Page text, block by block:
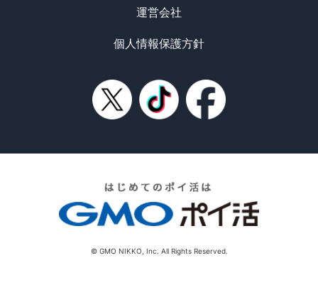
運営会社
個人情報保護方針
© GMO NIKKO, Inc. All Rights Reserved.